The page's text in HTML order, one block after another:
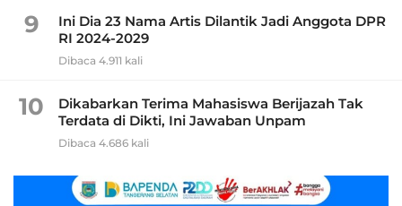
9
Ini Dia 23 Nama Artis Dilantik Jadi Anggota DPR
RI 2024-2029
Dibaca 4.911 kali
10
Dikabarkan Terima Mahasiswa Berijazah Tak
Terdata di Dikti, Ini Jawaban Unpam
Dibaca 4.686 kali